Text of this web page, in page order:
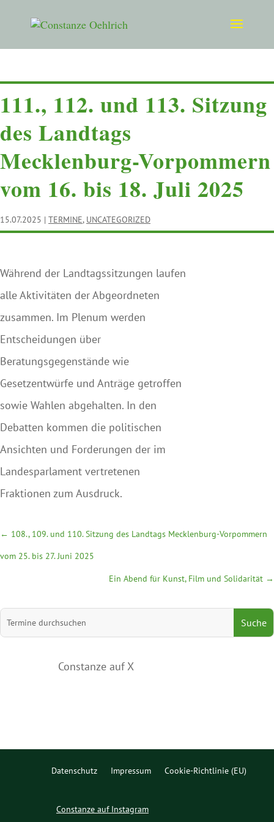
111., 112. und 113. Sitzung
des Landtags
Mecklenburg-Vorpommern
vom 16. bis 18. Juli 2025
15.07.2025 | TERMINE, UNCATEGORIZED
Während der Landtagssitzungen laufen
alle Aktivitäten der Abgeordneten
zusammen. Im Plenum werden
Entscheidungen über
Beratungsgegenstände wie
Gesetzentwürfe und Anträge getroffen
sowie Wahlen abgehalten. In den
Debatten kommen die politischen
Ansichten und Forderungen der im
Landesparlament vertretenen
Fraktionen zum Ausdruck.
← 108., 109. und 110. Sitzung des Landtags Mecklenburg-Vorpommern
vom 25. bis 27. Juni 2025
Ein Abend für Kunst, Film und Solidarität →
Suchen
nach:
Constanze auf X
Datenschutz Impressum Cookie-Richtlinie (EU)
Constanze auf Instagram